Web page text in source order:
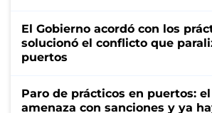
El Gobierno acordó con los
solucionó el conflicto que
puertos
Paro de prácticos en puertos:
amenaza con sanciones y ya